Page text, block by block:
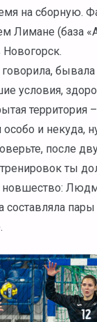
на сборную.
Лимане (база
Новогорск.
условия,
территория
особо и некуда,
после
ты
новшество:
составляла пары